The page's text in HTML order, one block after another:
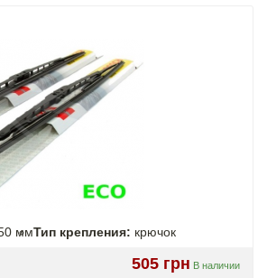
ммТип крепления: крючок
505 грн В наличии